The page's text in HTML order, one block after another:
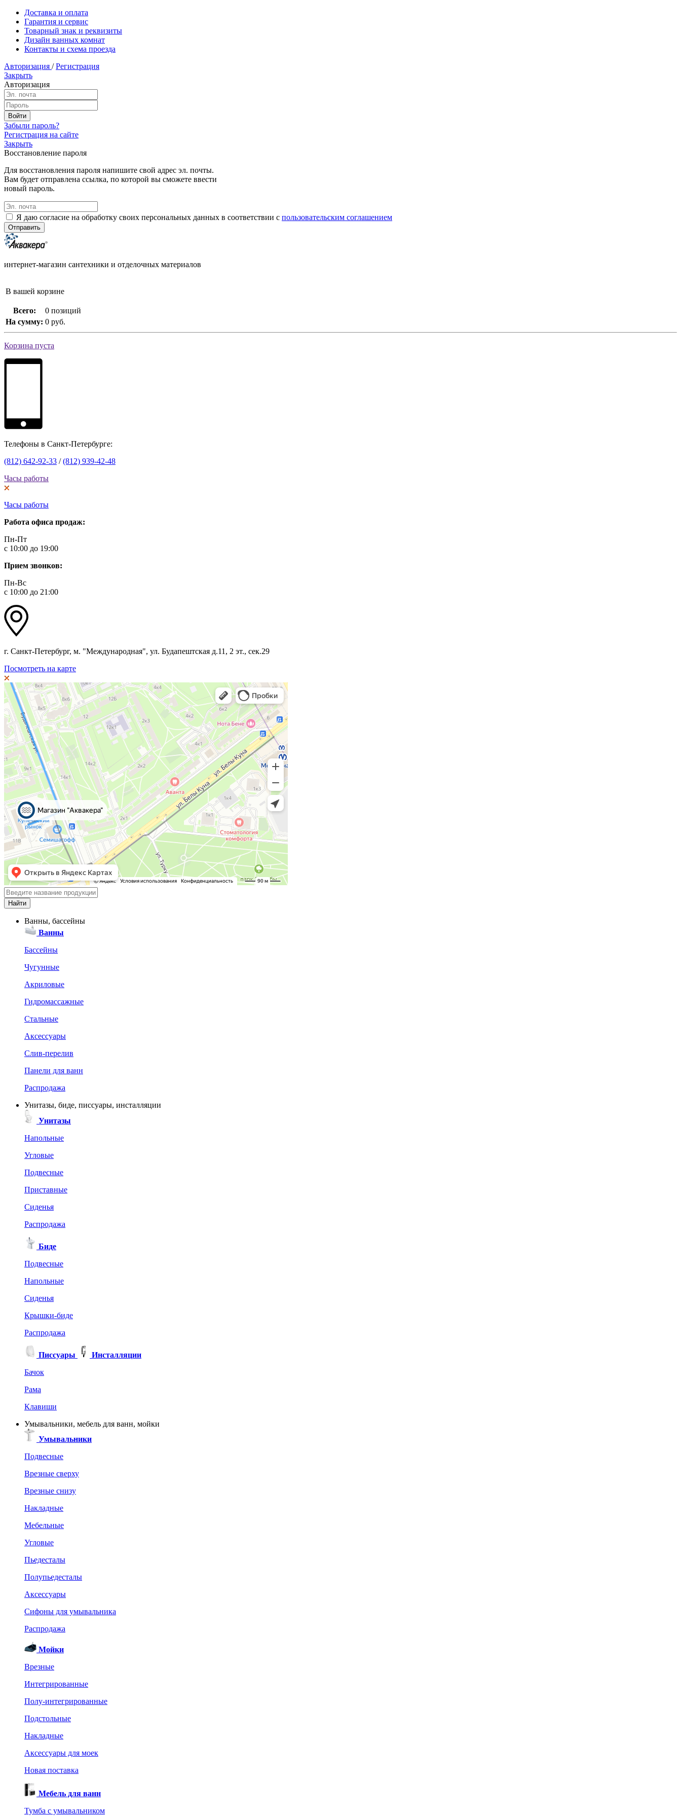
Доставка и оплата
Гарантия и сервис
Товарный знак и реквизиты
Дизайн ванных комнат
Контакты и схема проезда
Авторизация / Регистрация
Закрыть
Авторизация
Забыли пароль?
Регистрация на сайте
Закрыть
Восстановление пароля
Для восстановления пароля напишите свой адрес эл. почты.
Вам будет отправлена ссылка, по которой вы сможете ввести
новый пароль.
Я даю согласие на обработку своих персональных данных в соответствии с пользовательским соглашением
интернет-магазин сантехники и отделочных материалов
В вашей корзине
Всего:
0 позиций
На сумму: 0 руб.
Корзина пуста
Телефоны в Санкт-Петербурге:
(812) 642-92-33 /(812) 939-42-48
Часы работы
Часы работы
Работа офиса продаж:
Пн-Пт
с 10:00 до 19:00
Прием звонков:
Пн-Вс
с 10:00 до 21:00
г. Санкт-Петербург, м. "Международная", ул. Будапештская д.11, 2 эт., сек.29
Посмотреть на карте
Ванны, бассейны
Ванны
Бассейны
Чугунные
Акриловые
Гидромассажные
Стальные
Аксессуары
Слив-перелив
Панели для ванн
Распродажа
Унитазы, биде, писсуары, инсталляции
Унитазы
Напольные
Угловые
Подвесные
Приставные
Сиденья
Распродажа
Биде
Подвесные
Напольные
Сиденья
Крышки-биде
Распродажа
Писсуары
Инсталляции
Бачок
Рама
Клавиши
Умывальники, мебель для ванн, мойки
Умывальники
Подвесные
Врезные сверху
Врезные снизу
Накладные
Мебельные
Угловые
Пьедесталы
Полупьедесталы
Аксессуары
Сифоны для умывальника
Распродажа
Мойки
Врезные
Интегрированные
Полу-интегрированные
Подстольные
Накладные
Аксессуары для моек
Новая поставка
Мебель для ванн
Тумба с умывальником